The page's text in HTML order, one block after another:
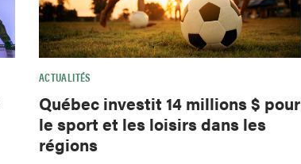
ACTUALITÉS
Québec investit 14 millions $ pour
le sport et les loisirs dans les
régions